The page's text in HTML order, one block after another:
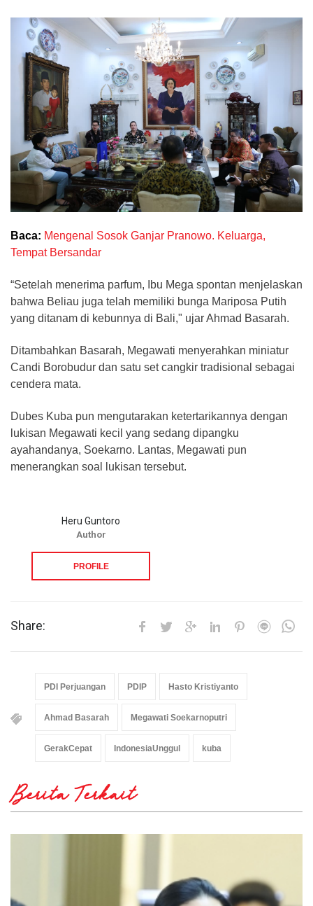
Baca: Mengenal Sosok Ganjar Pranowo. Keluarga,
Tempat Bersandar
“Setelah menerima parfum, Ibu Mega spontan menjelaskan
bahwa Beliau juga telah memiliki bunga Mariposa Putih
yang ditanam di kebunnya di Bali," ujar Ahmad Basarah.
Ditambahkan Basarah, Megawati menyerahkan miniatur
Candi Borobudur dan satu set cangkir tradisional sebagai
cendera mata.
Dubes Kuba pun mengutarakan ketertarikannya dengan
lukisan Megawati kecil yang sedang dipangku
ayahandanya, Soekarno. Lantas, Megawati pun
menerangkan soal lukisan tersebut.
Heru Guntoro
Author
PROFILE
Share:
PDI Perjuangan PDIP Hasto Kristiyanto
Ahmad Basarah Megawati Soekarnoputri
GerakCepat IndonesiaUnggul kuba
Berita Terkait